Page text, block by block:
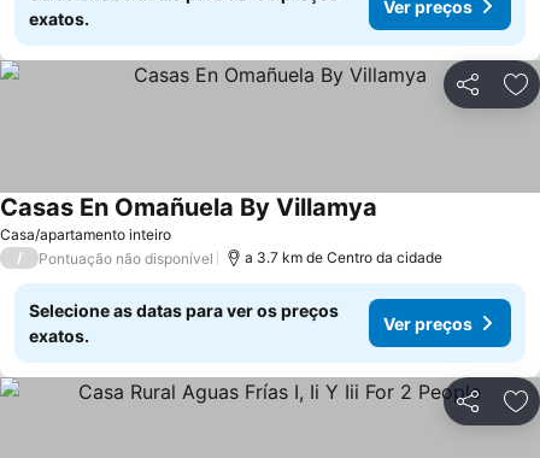
exatos.
Ver preços
Partilhar
Casa/apartamento inteiro
Casas En Omañuela By Villamya
/ Pontuação não disponível a 3.7 km de Centro da cidade
Selecione as datas para ver os preços
exatos.
Ver preços
Partilhar